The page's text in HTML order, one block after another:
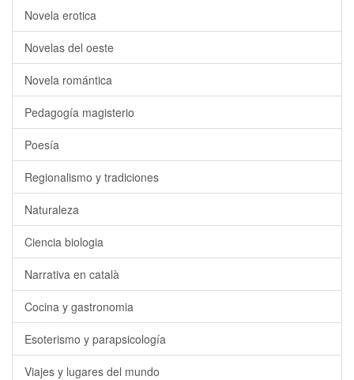
Novela erotica
Novelas del oeste
Novela romántica
Pedagogía magisterio
Poesía
Regionalismo y tradiciones
Naturaleza
Ciencia biologia
Narrativa en català
Cocina y gastronomia
Esoterismo y parapsicología
Viajes y lugares del mundo